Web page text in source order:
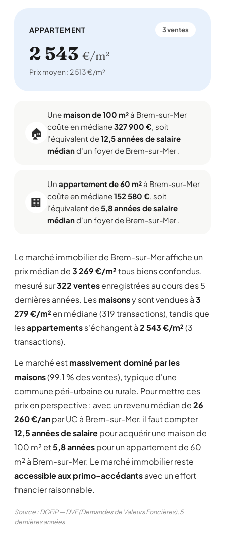
APPARTEMENT 3 ventes
2 543 €/m²
Prix moyen : 2 513 €/m²
🏠
Une maison de 100 m² à Brem-sur-Mer
coûte en médiane327 900 €, soit
l'équivalent de12,5 années de salaire
médiand'un foyer de Brem-sur-Mer .
🏢
Un appartement de 60 m² à Brem-sur-Mer
coûte en médiane152 580 €, soit
l'équivalent de5,8 années de salaire
médiand'un foyer de Brem-sur-Mer .
Le marché immobilier de Brem-sur-Mer affiche un
prix médian de3 269 €/m²tous biens confondus,
mesuré sur322 ventesenregistrées au cours des 5
dernières années. Lesmaisonsy sont vendues à3
279 €/m² en médiane (319 transactions), tandis que
lesappartementss'échangent à2 543 €/m²(3
transactions).
Le marché estmassivement dominé par les
maisons(99,1 % des ventes), typique d'une
commune péri-urbaine ou rurale. Pour mettre ces
prix en perspective : avec un revenu médian de26
260 €/anpar UC à Brem-sur-Mer, il faut compter
12,5 années de salairepour acquérir une maison de
100 m² et5,8 annéespour un appartement de 60
m² à Brem-sur-Mer. Le marché immobilier reste
accessible aux primo-accédantsavec un effort
financier raisonnable.
Source : DGFiP — DVF (Demandes de Valeurs Foncières), 5
dernières années